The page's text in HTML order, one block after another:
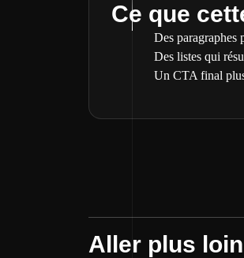
Ce que
Des paragraphes
Des listes qui
Un CTA final
Aller plus loin